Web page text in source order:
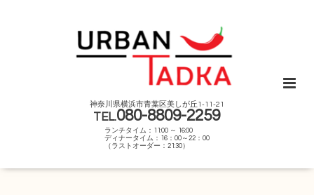
神奈川県横浜市青葉区美しが丘1-11-21
TEL.080-8809-2259
ランチタイム：11:00 ～ 16:00
ディナータイム：16：00～22：00
（ラストオーダー：21:30）